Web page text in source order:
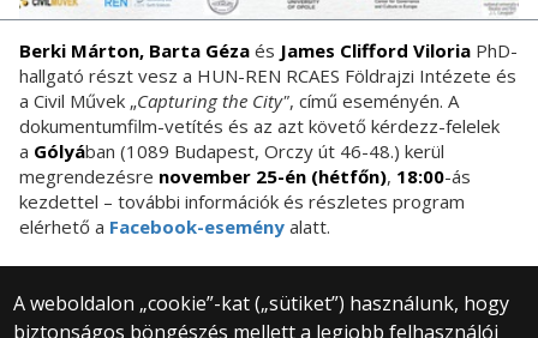
Berki Márton, Barta Géza és James Clifford Viloria PhD-
hallgató részt vesz a HUN-REN RCAES Földrajzi Intézete és
a Civil Művek „Capturing the City", című eseményén. A
dokumentumfilm-vetítés és az azt követő kérdezz-felelek
a Gólyában (1089 Budapest, Orczy út 46-48.) kerül
megrendezésre november 25-én (hétfőn), 18:00-ás
kezdettel – további információk és részletes program
elérhető a Facebook-esemény alatt.
A weboldalon „cookie”-kat („sütiket”) használunk, hogy
biztonságos böngészés mellett a legjobb felhasználói